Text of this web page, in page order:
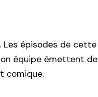
. Les épisodes de
équipe émettent
comique.